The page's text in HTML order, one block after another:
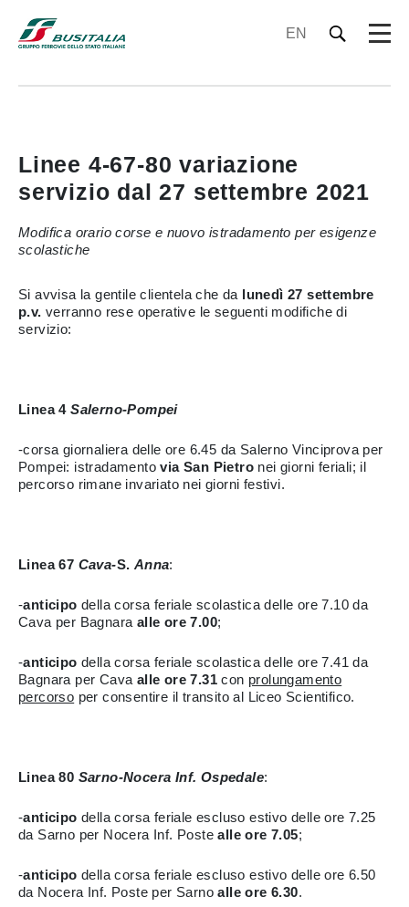
EN
Linee 4-67-80 variazione
servizio dal 27 settembre 2021
Modifica orario corse e nuovo istradamento per esigenze
scolastiche
Si avvisa la gentile clientela che da lunedì 27 settembre
p.v. verranno rese operative le seguenti modifiche di
servizio:
Linea 4Salerno-Pompei
-corsa giornaliera delle ore 6.45 da Salerno Vinciprova per
Pompei: istradamentovia San Pietro nei giorni feriali; il
percorso rimane invariato nei giorni festivi.
Linea 67 Cava-S. Anna:
-anticipo della corsa feriale scolastica delle ore 7.10 da
Cava per Bagnara alle ore 7.00;
-anticipo della corsa feriale scolastica delle ore 7.41 da
Bagnara per Cava alle ore 7.31 con prolungamento
percorso per consentire il transito al Liceo Scientifico.
Linea 80 Sarno-Nocera Inf. Ospedale:
-anticipo della corsa feriale escluso estivo delle ore 7.25
da Sarno per Nocera Inf. Postealle ore 7.05;
-anticipo della corsa feriale escluso estivo delle ore 6.50
da Nocera Inf. Poste per Sarnoalle ore 6.30.